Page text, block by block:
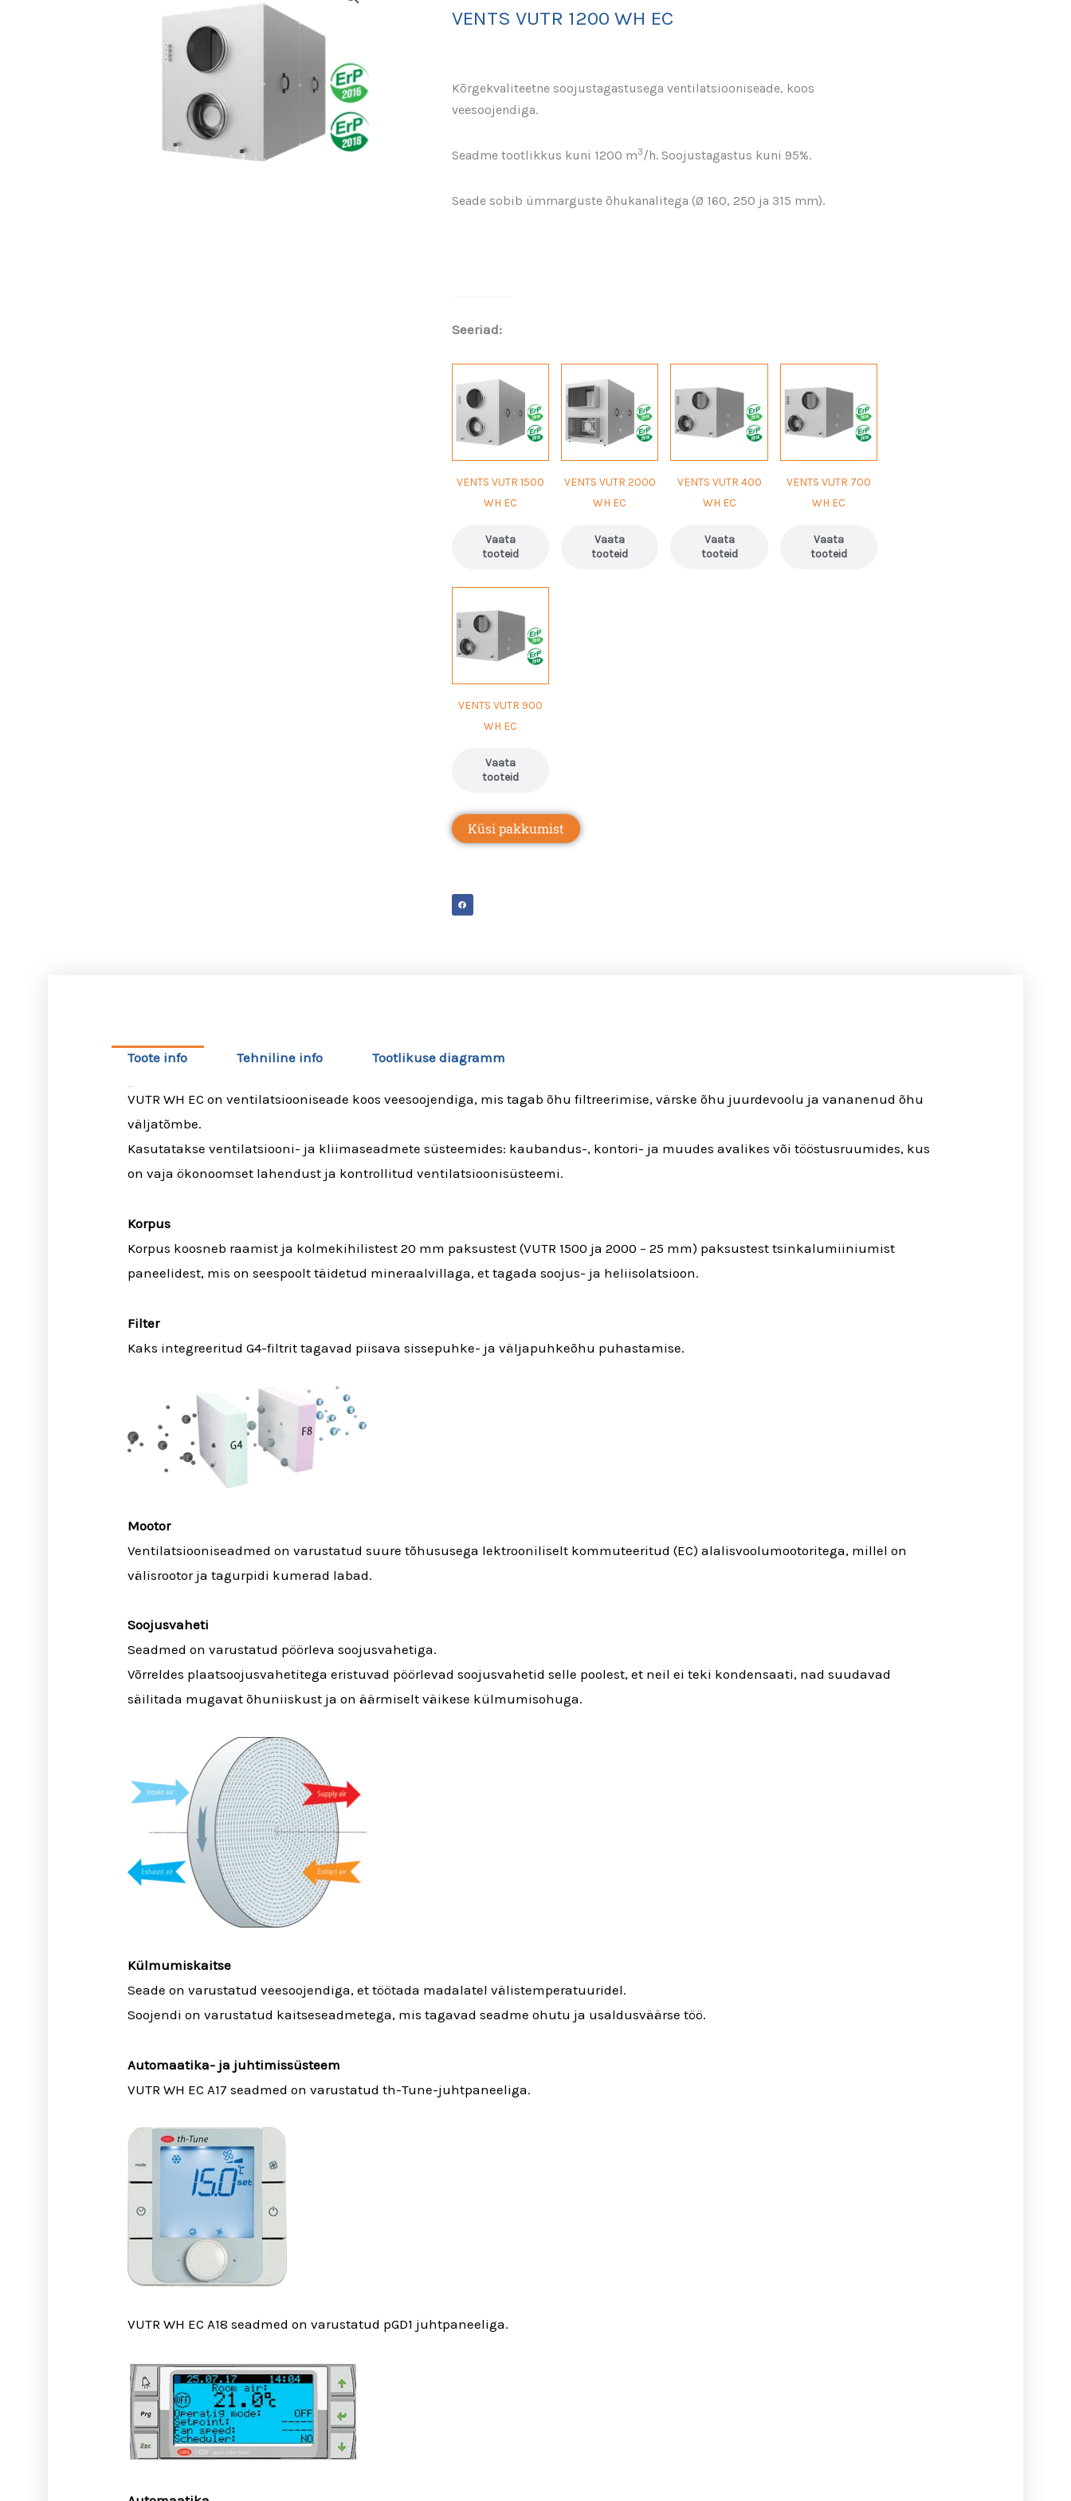
VENTS VUTR 1200 WH EC
Kõrgekvaliteetne soojustagastusega ventilatsiooniseade, koos
veesoojendiga.
Seadme tootlikkus kuni 1200 m3/h. Soojustagastus kuni 95%.
Seade sobib ümmarguste õhukanalitega (Ø 160, 250 ja 315 mm).
Seeriad:
VENTS VUTR 1500
WH EC
Vaata
tooteid
VENTS VUTR 2000
WH EC
Vaata
tooteid
VENTS VUTR 400
WH EC
Vaata
tooteid
VENTS VUTR 700
WH EC
Vaata
tooteid
VENTS VUTR 900
WH EC
Vaata
tooteid
Küsi pakkumist
Toote info Tehniline info Tootlikuse diagramm
VUTR WH EC on ventilatsiooniseade koos veesoojendiga, mis tagab õhu filtreerimise, värske õhu juurdevoolu ja vananenud õhu
väljatõmbe.
Kasutatakse ventilatsiooni- ja kliimaseadmete süsteemides: kaubandus-, kontori- ja muudes avalikes või tööstusruumides, kus
on vaja ökonoomset lahendust ja kontrollitud ventilatsioonisüsteemi.
Korpus
Korpus koosneb raamist ja kolmekihilistest 20 mm paksustest (VUTR 1500 ja 2000 – 25 mm) paksustest tsinkalumiiniumist
paneelidest, mis on seespoolt täidetud mineraalvillaga, et tagada soojus- ja heliisolatsioon.
Filter
Kaks integreeritud G4-filtrit tagavad piisava sissepuhke- ja väljapuhkeõhu puhastamise.
Mootor
Ventilatsiooniseadmed on varustatud suure tõhususega lektrooniliselt kommuteeritud (EC) alalisvoolumootoritega, millel on
välisrootor ja tagurpidi kumerad labad.
Soojusvaheti
Seadmed on varustatud pöörleva soojusvahetiga.
Võrreldes plaatsoojusvahetitega eristuvad pöörlevad soojusvahetid selle poolest, et neil ei teki kondensaati, nad suudavad
säilitada mugavat õhuniiskust ja on äärmiselt väikese külmumisohuga.
Külmumiskaitse
Seade on varustatud veesoojendiga, et töötada madalatel välistemperatuuridel.
Soojendi on varustatud kaitseseadmetega, mis tagavad seadme ohutu ja usaldusväärse töö.
Automaatika- ja juhtimissüsteem
VUTR WH EC A17 seadmed on varustatud th-Tune-juhtpaneeliga.
VUTR WH EC A18 seadmed on varustatud pGD1 juhtpaneeliga.